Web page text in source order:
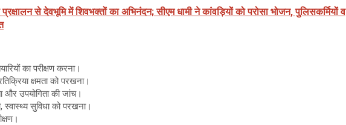
से देवभूमि में शिवभक्तों का अभिनंदन; सीएम धामी ने कांवड़ियों को परोसा भोजन, पुलिसकर्मियों व
का परीक्षण करना।
क्षमता को परखना।
और उपयोगिता की जांच।
स्वास्थ्य सुविधा को परखना।